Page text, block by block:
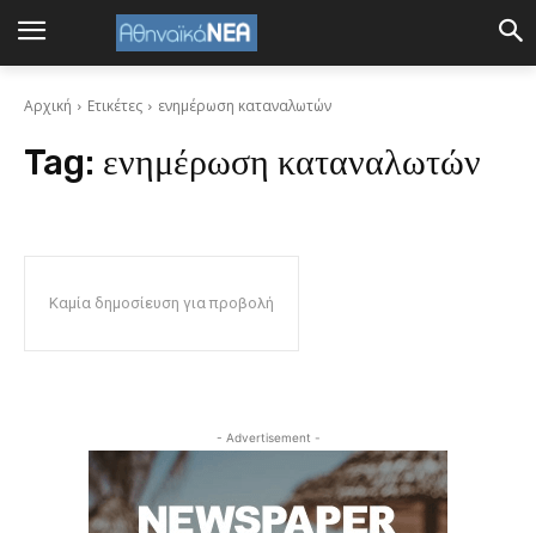
Αρχική Ετικέτες ενημέρωση καταναλωτών
Tag: ενημέρωση καταναλωτών
Καμία δημοσίευση για προβολή
- Advertisement -